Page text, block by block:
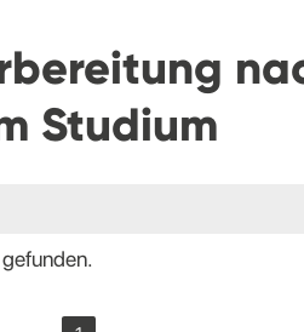
Studium